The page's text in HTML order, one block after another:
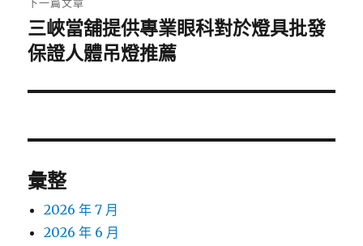
下
一
文
三峽當舖提供專業眼科對於燈具批發
保證人體吊燈推薦
彙整
2026 年 7 月
2026 年 6 月